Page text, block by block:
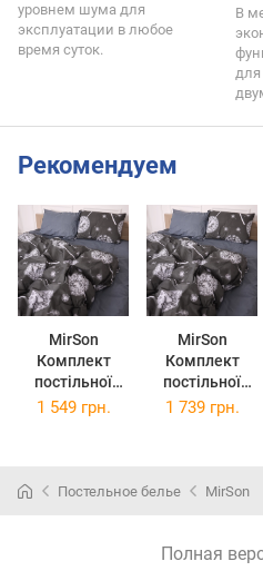
уровнем шума для
эксплуатации в любое
время суток.
В
Рекомендуем
MirSon
Комплект
постільної
білизни Бязь
MirSon
Комплект
постільної
білизни Бязь
1 549 грн. 1 739 грн.
Постельное белье MirSon
Полная